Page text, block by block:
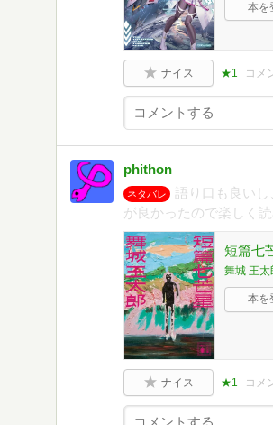
本を
ナイス ★1 コメ
phithon
ネタバレ
語り口も良い
が良かったので楽しく読
短篇七
舞城 王太
本を
ナイス ★1 コメ